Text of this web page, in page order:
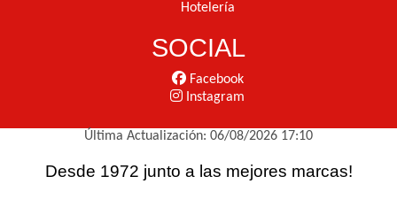
Hotelería
SOCIAL
Facebook
Instagram
Última Actualización: 06/08/2026 17:10
Desde 1972 junto a las mejores marcas!